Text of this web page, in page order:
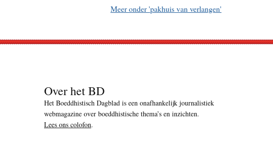
Meer onder 'pakhuis van verlangen'
Over het BD
Het Boeddhistisch Dagblad is een onafhankelijk journalistiek
webmagazine over boeddhistische thema’s en inzichten.
Lees ons colofon.